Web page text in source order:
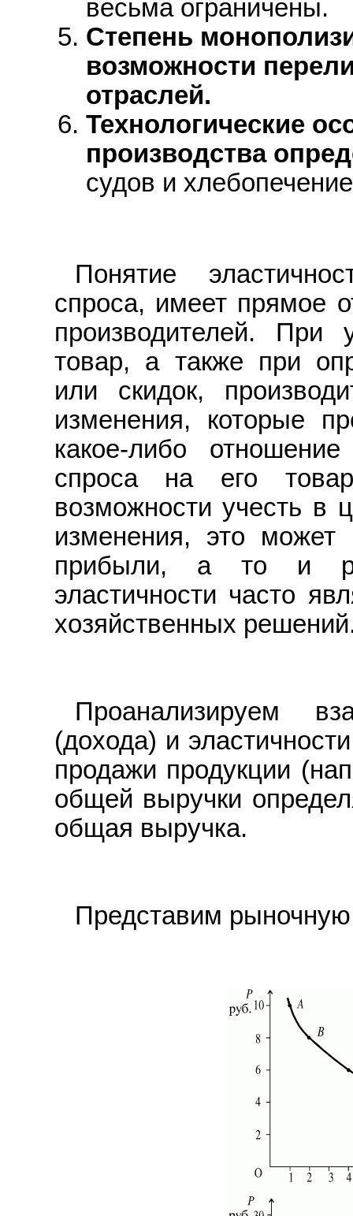
весьма ограничены.
Степень
возможности
отраслей.
Технологические
производства
судов и
Понятие
спроса, имеет прямое
производителей. При
товар, а также при
или скидок,
изменения, которые
какое-либо
спроса на его
возможности учесть в
изменения, это может
прибыли, а то и
эластичности часто
хозяйственных
Проанализируем
(дохода) и
продажи продукции
общей выручки
общая выручка.
Представим